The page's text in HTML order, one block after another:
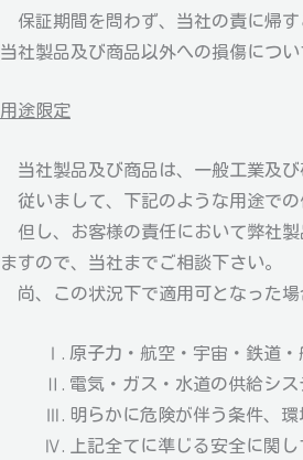
保証期間を問わず、当社の責に帰
当社製品及び商品以外への損傷につ
用途限定
当社製品及び商品は、一般工業及
従いまして、下記のような用途で
但し、お客様の責任において弊社
ますので、当社までご相談下さい。
尚、この状況下で適用可となった場
Ⅰ. 原子力・航空・宇宙・鉄道
Ⅱ. 電気・ガス・水道の供給シ
Ⅲ. 明らかに危険が伴う条件、環
Ⅳ. 上記全てに準じる安全に関し